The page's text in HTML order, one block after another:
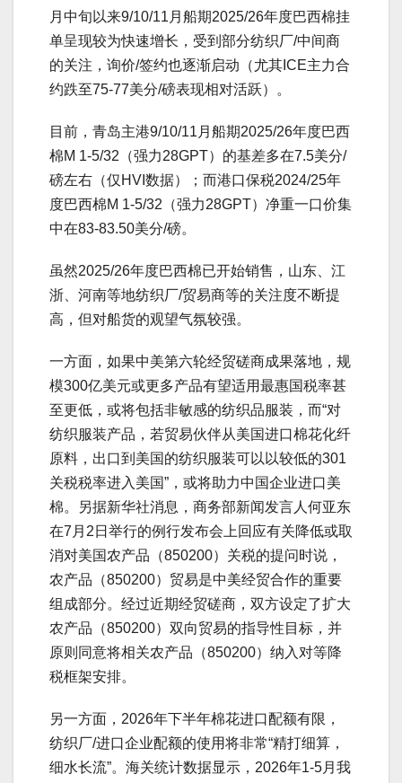
月中旬以来9/10/11月船期2025/26年度巴西棉挂
单呈现较为快速增长，受到部分纺织厂/中间商
的关注，询价/签约也逐渐启动（尤其ICE主力合
约跌至75-77美分/磅表现相对活跃）。
目前，青岛主港9/10/11月船期2025/26年度巴西
棉M 1-5/32（强力28GPT）的基差多在7.5美分/
磅左右（仅HVI数据）；而港口保税2024/25年
度巴西棉M 1-5/32（强力28GPT）净重一口价集
中在83-83.50美分/磅。
虽然2025/26年度巴西棉已开始销售，山东、江
浙、河南等地纺织厂/贸易商等的关注度不断提
高，但对船货的观望气氛较强。
一方面，如果中美第六轮经贸磋商成果落地，规
模300亿美元或更多产品有望适用最惠国税率甚
至更低，或将包括非敏感的纺织品服装，而“对
纺织服装产品，若贸易伙伴从美国进口棉花化纤
原料，出口到美国的纺织服装可以以较低的301
关税税率进入美国”，或将助力中国企业进口美
棉。另据新华社消息，商务部新闻发言人何亚东
在7月2日举行的例行发布会上回应有关降低或取
消对美国农产品（850200）关税的提问时说，
农产品（850200）贸易是中美经贸合作的重要
组成部分。经过近期经贸磋商，双方设定了扩大
农产品（850200）双向贸易的指导性目标，并
原则同意将相关农产品（850200）纳入对等降
税框架安排。
另一方面，2026年下半年棉花进口配额有限，
纺织厂/进口企业配额的使用将非常“精打细算，
细水长流”。海关统计数据显示，2026年1-5月我